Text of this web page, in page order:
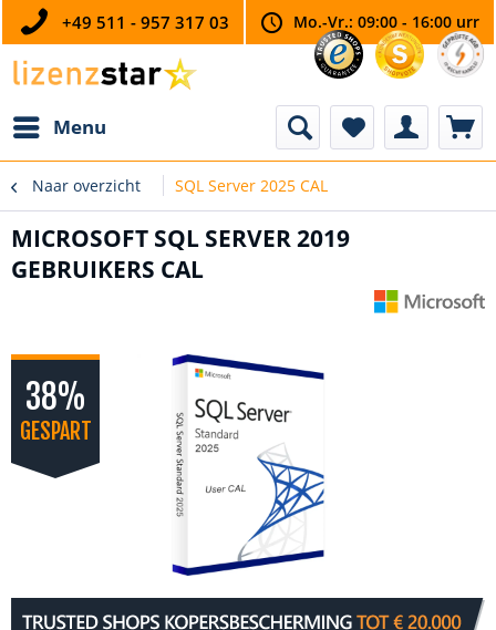
+49 511 - 957 317 03 Mo.-Vr.: 09:00 - 16:00 urr
Menu
Naar overzicht SQL Server 2025 CAL
MICROSOFT SQL SERVER 2019
GEBRUIKERS CAL
38%
GESPART